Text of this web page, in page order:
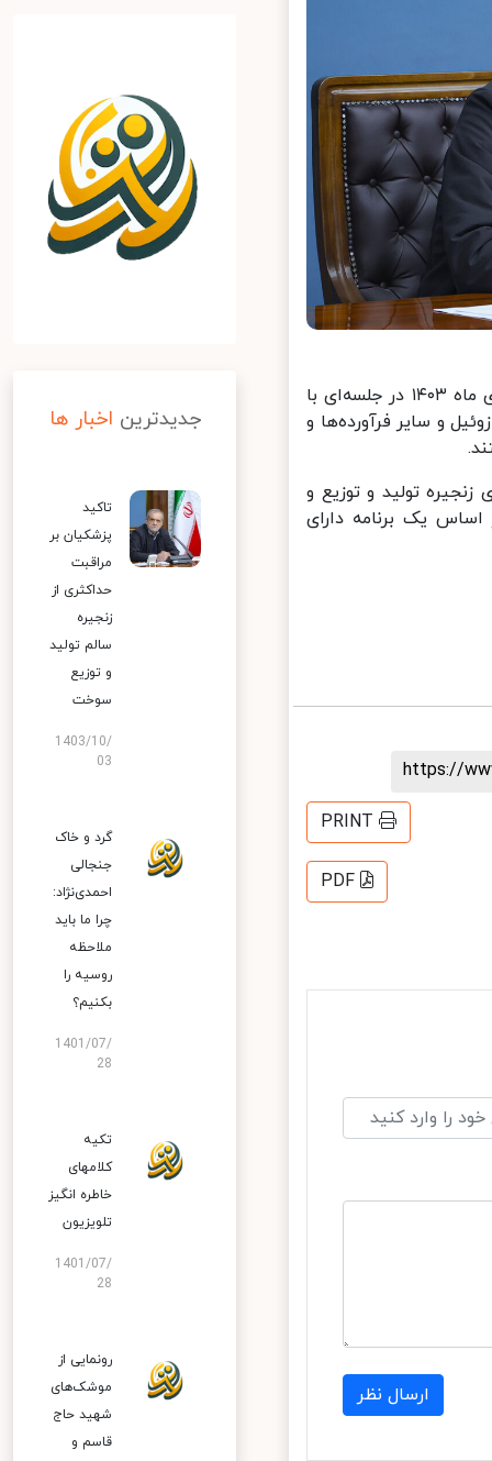
بعد از ظهر شنبه ۱ دی ماه ۱۴۰۳ در جلسه‌ای با
و سایر فرآورده‌ها و
تولید و توزیع و
یک برنامه دارای
https://
PRINT
PDF
ارسال نظر
جدیدترین اخبار ها
تاکید
پزشکیان بر
مراقبت
حداکثری از
زنجیره
سالم تولید
و توزیع
سوخت
1403/10/
03
گرد و خاک
جنجالی
احمدی‌نژاد:
چرا ما باید
ملاحظه
روسیه را
بکنیم؟
1401/07/
28
تکیه
کلامهای
خاطره انگیز
تلویزیون
1401/07/
28
رونمایی از
موشک‌های
شهید حاج
قاسم و